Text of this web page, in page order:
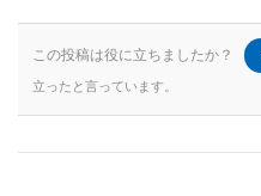
この投稿は役に立ちましたか？
立ったと言っています。